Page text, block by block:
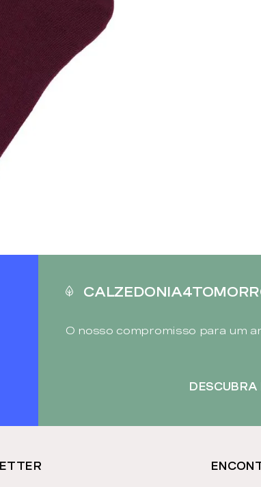
O nosso compromisso para um
DESCUBRA